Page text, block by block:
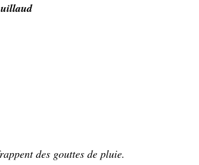
des gouttes de pluie.